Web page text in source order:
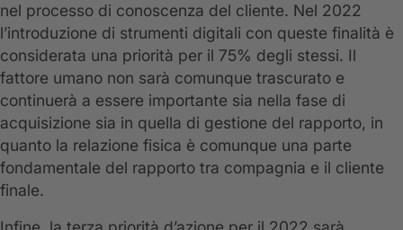
nel processo di conoscenza del cliente. Nel 2022
l’introduzione di strumenti digitali con queste finalità è
considerata una priorità per il 75% degli stessi. Il
fattore umano non sarà comunque trascurato e
continuerà a essere importante sia nella fase di
acquisizione sia in quella di gestione del rapporto, in
quanto la relazione fisica è comunque una parte
fondamentale del rapporto tra compagnia e il cliente
finale.